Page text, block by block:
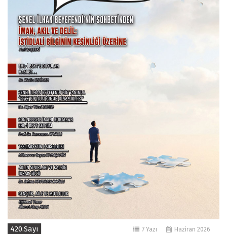
420.Sayı Haziran 2026
7 Yazı